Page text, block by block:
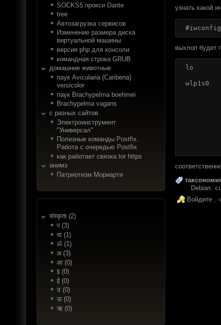
SOCKS5 прокси Dante
tree
Автозагрузка сервисов
Изменение размера диска
виртуальной машины
версия php для консоли
командная строка GRUB
домашние животные
паук Avicularia (Caribena)
versicolor
паук Brachypelma boehmei
Brachypelma vagans
с разных сайтов
Электроинструмент
"Универсал"
Полезные команды Postfix.
Работа с очередью Postfix
как работает связка tor https
анимэ
Патриотизм Мориарти
संस्कृता (2)
प (3)
या (1)
ॐ (1)
अ (3)
आ (0)
इ (0)
ई (0)
उ (0)
ऊ (0)
ऋ (0)
узнать какой
выхлоп будет
lo
wlp1s0
Debian
Войдите
,